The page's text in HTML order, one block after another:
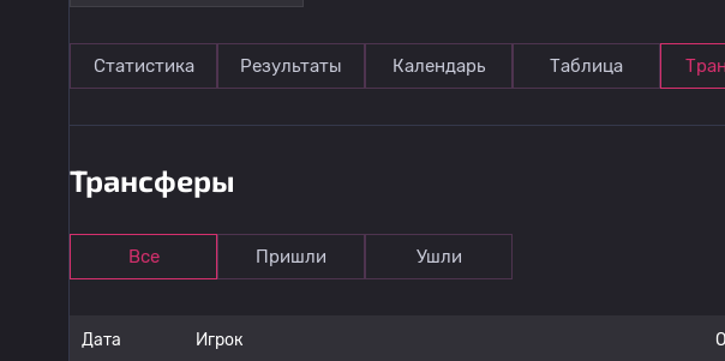
Статистика Результаты Календарь Таблица
Трансферы
Все Пришли Ушли
Дата Игрок